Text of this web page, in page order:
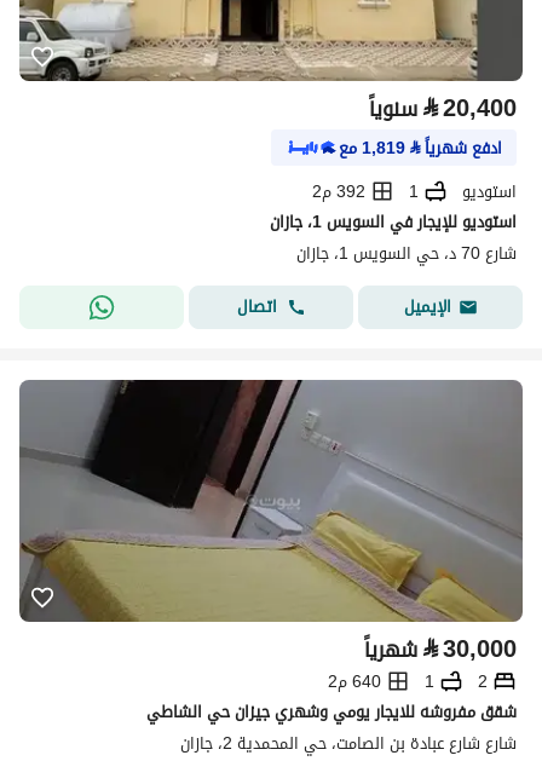
⃁20,400 سنوياً
ادفع شهرياً⃁
1,819مع
استوديو
1
392 م2
استوديو للإيجار في السويس 1، جازان
شارع 70 د، حي السويس 1، جازان
الإيميل
اتصال
⃁30,000 شهرياً
2
1
640 م2
شقق مفروشه للايجار يومي وشهري جيزان حي الشاطي
شارع شارع عبادة بن الصامت، حي المحمدية 2، جازان